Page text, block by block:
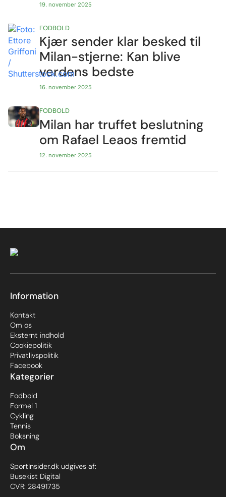
19. november 2025
Kjær sender klar besked til
Milan-stjerne: Kan blive
verdens bedste
16. november 2025
FODBOLD
Milan har truffet beslutning
om Rafael Leaos fremtid
12. november 2025
FODBOLD
Om
SportInsider.dk udgives af:
Busekist Digital
CVR: 28491735
Kategorier
Fodbold
Formel 1
Cykling
Tennis
Boksning
Information
Kontakt
Om os
Eksternt indhold
Cookiepolitik
Privatlivspolitik
Facebook